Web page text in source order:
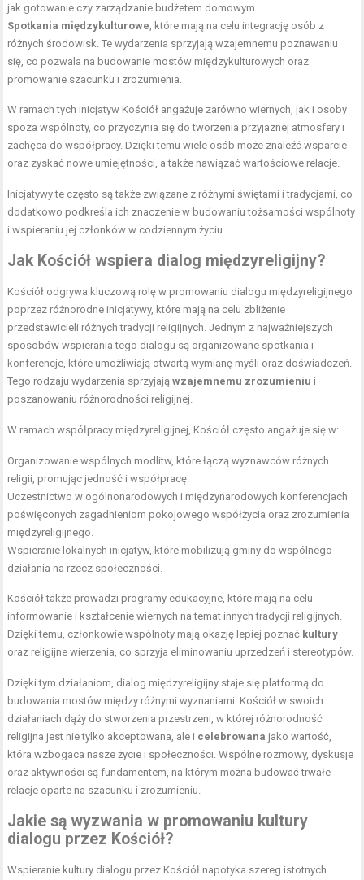
jak gotowanie czy zarządzanie budżetem domowym.
Spotkania międzykulturowe , które mają na celu integrację osób z
różnych środowisk. Te wydarzenia sprzyjają wzajemnemu poznawaniu
się, co pozwala na budowanie mostów międzykulturowych oraz
promowanie szacunku i zrozumienia.
W ramach tych inicjatyw Kościół angażuje zarówno wiernych, jak i osoby
spoza wspólnoty, co przyczynia się do tworzenia przyjaznej atmosfery i
zachęca do współpracy. Dzięki temu wiele osób może znaleźć wsparcie
oraz zyskać nowe umiejętności, a także nawiązać wartościowe relacje.
Inicjatywy te często są także związane z różnymi świętami i tradycjami, co
dodatkowo podkreśla ich znaczenie w budowaniu tożsamości wspólnoty
i wspieraniu jej członków w codziennym życiu.
Jak Kościół wspiera dialog międzyreligijny?
Kościół odgrywa kluczową rolę w promowaniu dialogu międzyreligijnego
poprzez różnorodne inicjatywy, które mają na celu zbliżenie
przedstawicieli różnych tradycji religijnych. Jednym z najważniejszych
sposobów wspierania tego dialogu są organizowane spotkania i
konferencje, które umożliwiają otwartą wymianę myśli oraz doświadczeń.
Tego rodzaju wydarzenia sprzyjająwzajemnemu zrozumieniu i
poszanowaniu różnorodności religijnej.
W ramach współpracy międzyreligijnej, Kościół często angażuje się w:
Organizowanie wspólnych modlitw, które łączą wyznawców różnych
religii, promując jedność i współpracę.
Uczestnictwo w ogólnonarodowych i międzynarodowych konferencjach
poświęconych zagadnieniom pokojowego współżycia oraz zrozumienia
międzyreligijnego.
Wspieranie lokalnych inicjatyw, które mobilizują gminy do wspólnego
działania na rzecz społeczności.
Kościół także prowadzi programy edukacyjne, które mają na celu
informowanie i kształcenie wiernych na temat innych tradycji religijnych.
Dzięki temu, członkowie wspólnoty mają okazję lepiej poznać kultury
oraz religijne wierzenia, co sprzyja eliminowaniu uprzedzeń i stereotypów.
Dzięki tym działaniom, dialog międzyreligijny staje się platformą do
budowania mostów między różnymi wyznaniami. Kościół w swoich
działaniach dąży do stworzenia przestrzeni, w której różnorodność
religijna jest nie tylko akceptowana, ale i celebrowana jako wartość,
która wzbogaca nasze życie i społeczności. Wspólne rozmowy, dyskusje
oraz aktywności są fundamentem, na którym można budować trwałe
relacje oparte na szacunku i zrozumieniu.
Jakie są wyzwania w promowaniu kultury
dialogu przez Kościół?
Wspieranie kultury dialogu przez Kościół napotyka szereg istotnych